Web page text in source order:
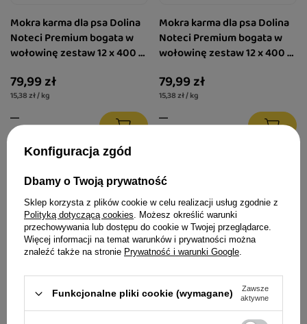
Mokra karma dla psa Dolina
Noteci Premium bogata w
wołowinę zestaw 12 x 400 g
brokułem 400 g Gratis
79,99 zł
15,38 zł / kg
Mokra karma dla psa Dolina
Noteci Premium bogata w
wołowinę zestaw 12 x 400 g
gruszką 400 g Gratis
79,99 zł
15,38 zł / kg
Oszczędzasz -38%
Luger’s karma suszona dla
Luger’s karma suszona dla
Konfiguracja zgód
Dbamy o Twoją prywatność
Sklep korzysta z plików cookie w celu realizacji usług zgodnie z
Polityką dotyczącą cookies. Możesz określić warunki
przechowywania lub dostępu do cookie w Twojej przeglądarce.
Więcej informacji na temat warunków i prywatności można
znaleźć także na stronie Prywatność i warunki Google.
Funkcjonalne pliki cookie (wymagane)
Zawsze
aktywne